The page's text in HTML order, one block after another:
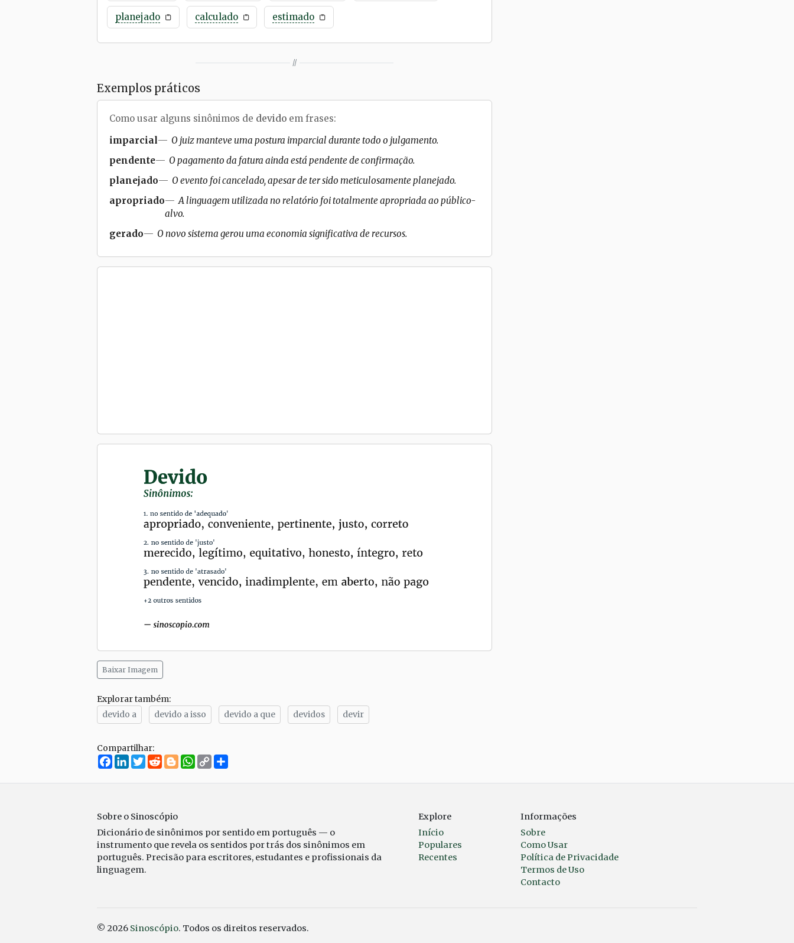
planejado calculado estimado
//
Exemplos práticos
Como usar alguns sinônimos de devido em frases:
imparcial
O juiz manteve uma postura imparcial durante todo o julgamento.
pendente
O pagamento da fatura ainda está pendente de confirmação.
planejado
O evento foi cancelado, apesar de ter sido meticulosamente planejado.
apropriado
A linguagem utilizada no relatório foi totalmente apropriada ao público-
alvo.
gerado
O novo sistema gerou uma economia significativa de recursos.
Baixar Imagem
Explorar também:
devido a
devido a isso devido a que devidos devir
Compartilhar:
Facebook
LinkedIn
Twitter
RedditBloggerWhatsApp
Copy
Link
Sobre o Sinoscópio
Dicionário de sinônimos por sentido em português — o
instrumento que revela os sentidos por trás dos sinônimos em
português. Precisão para escritores, estudantes e profissionais da
linguagem.
Explore
Início
Populares
Recentes
Informações
Sobre
Como Usar
Política de Privacidade
Termos de Uso
Contacto
© 2026 Sinoscópio. Todos os direitos reservados.